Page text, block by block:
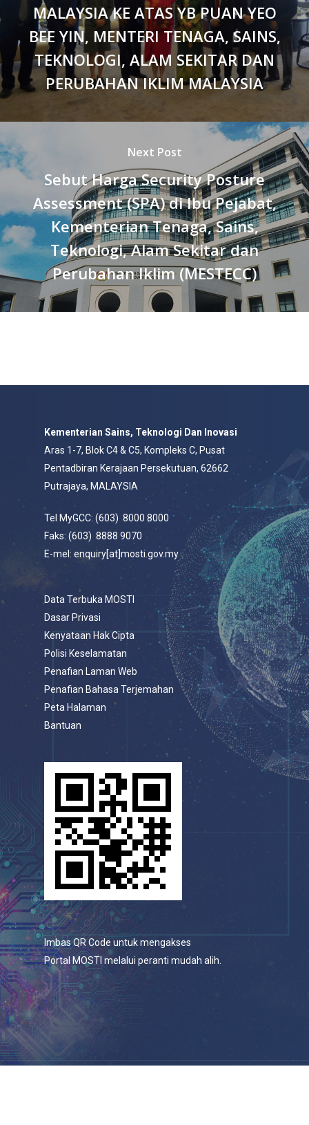
MALAYSIA KE ATAS YB PUAN YEO
BEE YIN, MENTERI TENAGA, SAINS,
TEKNOLOGI, ALAM SEKITAR DAN
PERUBAHAN IKLIM MALAYSIA
Next Post
Sebut Harga Security Posture
Assessment (SPA) di Ibu Pejabat,
Kementerian Tenaga, Sains,
Teknologi, Alam Sekitar dan
Perubahan Iklim (MESTECC)
Kementerian Sains, Teknologi Dan Inovasi
Aras 1-7, Blok C4 & C5, Kompleks C, Pusat
Pentadbiran Kerajaan Persekutuan, 62662
Putrajaya, MALAYSIA
Tel MyGCC: (603) 8000 8000
Faks: (603) 8888 9070
E-mel: enquiry[at]mosti.gov.my
Data Terbuka MOSTI
Dasar Privasi
Kenyataan Hak Cipta
Polisi Keselamatan
Penafian Laman Web
Penafian Bahasa Terjemahan
Peta Halaman
Bantuan
Imbas QR Code untuk mengakses
Portal MOSTI melalui peranti mudah alih.